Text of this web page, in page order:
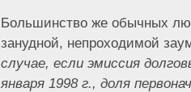
Большинство же обычных
занудной, непроходимой
случае, если эмиссия
января 1998 г., доля